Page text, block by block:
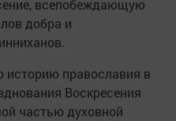
всепобеждающую
добра и
православия в
Воскресения
частью духовной